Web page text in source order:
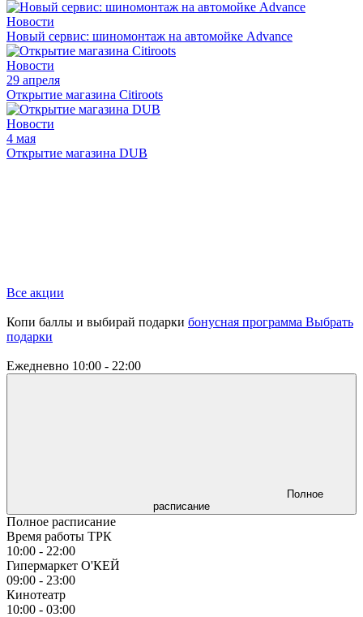
Новости
Новый сервис: шиномонтаж на автомойке Advance
Новости
29 апреля
Открытие магазина Citiroots
Новости
4 мая
Открытие магазина DUB
Все акции
Копи баллы и выбирай подарки бонусная программа Выбрать
подарки
Ежедневно 10:00 - 22:00
Полное
расписание
Полное расписание
Время работы ТРК
10:00 - 22:00
Гипермаркет О'КЕЙ
09:00 - 23:00
Кинотеатр
10:00 - 03:00